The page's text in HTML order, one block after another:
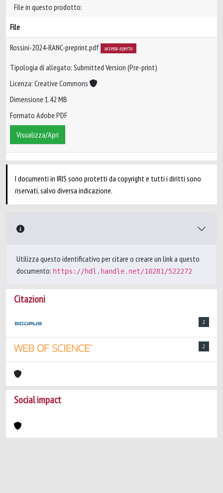
File in questo prodotto:
File
Rossini-2024-RANC-preprint.pdf accesso aperto
Tipologia di allegato: Submitted Version (Pre-print)
Licenza: Creative Commons
Dimensione 1.42 MB
Formato Adobe PDF
Visualizza/Apri
I documenti in IRIS sono protetti da copyright e tutti i diritti sono
riservati, salvo diversa indicazione.
Utilizza questo identificativo per citare o creare un link a questo
documento: https://hdl.handle.net/10281/522272
Citazioni
2
2
Social impact